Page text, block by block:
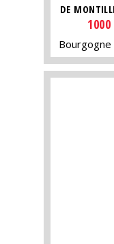
DE
1000
Bourgogne